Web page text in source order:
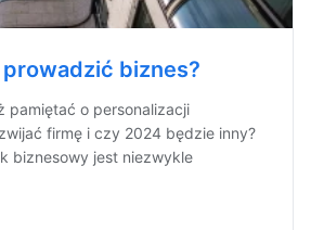
biznes?
pamiętać o personalizacji
firmę i czy 2024 będzie inny?
biznesowy jest niezwykle